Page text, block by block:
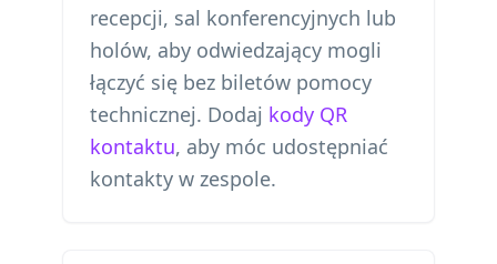
recepcji, sal konferencyjnych lub
holów, aby odwiedzający mogli
łączyć się bez biletów pomocy
technicznej. Dodaj kody QR
kontaktu, aby móc udostępniać
kontakty w zespole.